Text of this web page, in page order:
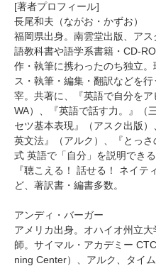
[著者プロフィール]
長尾和夫（ながお・かずお）
福岡県出身。南雲堂出版、ア
語教科書や語学系書籍・CD-
作・執筆に携わったのち独立
ス・執筆・編集・翻訳などを
宰。共著に、『英語で自分を
WA）、『英語で話す力。』（
セツ基本表現』（アスク出版
英文法』（アルク）、『とっ
式 英語で「自分」を説明でき
『聴こえる！ 話せる！ ネイ
ど、著訳書・編書多数。
アンディ・バーガー
アメリカ出身。オハイオ州立
師。サイマル・アカデミー
ning Center）、アルク、タイ